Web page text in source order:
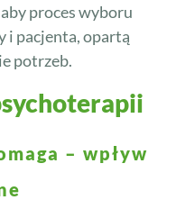
proces wyboru
i pacjenta, opartą
potrzeb.
– wpływ